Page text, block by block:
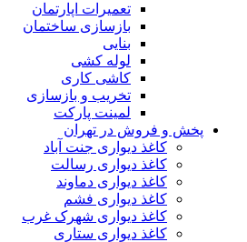
تعمیرات اپارتمان
بازسازی ساختمان
بنایی
لوله کشی
کاشی کاری
تخریب و بازسازی
لمینت پارکت
پخش و فروش در تهران
کاغذ دیواری جنت آباد
کاغذ دیواری رسالت
کاغذ دیواری دماوند
کاغذ دیواری فشم
کاغذ دیواری شهرک غرب
کاغذ دیواری ستاری